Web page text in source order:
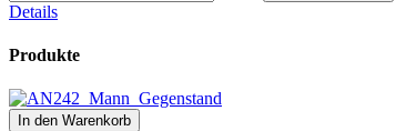
Details
Produkte
In den Warenkorb